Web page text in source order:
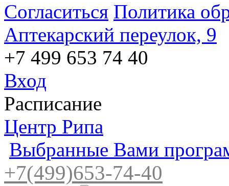
Согласиться Политика
Аптекарский переулок, 9
+7 499 653 74 40
Вход
Расписание
Центр Рипа
Выбранные Вами
+7(499)653-74-40